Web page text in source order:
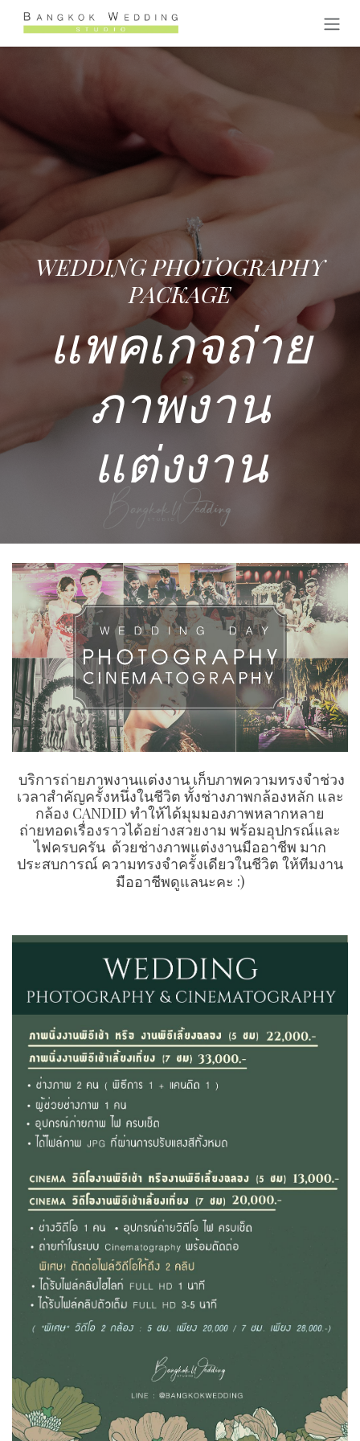
跳至内容
WEDDING PHOTOGRAPHY
PACKAGE
แพคเกจถ่าย
ภาพงาน
แต่งงาน
บริการถ่ายภาพงานแต่งงาน เก็บภาพความทรงจำช่วง
เวลาสำคัญครั้งหนึ่งในชีวิต ทั้งช่างภาพกล้องหลัก และ
กล้อง CANDID ทำให้ได้มุมมองภาพหลากหลาย
ถ่ายทอดเรื่องราวได้อย่างสวยงาม พร้อมอุปกรณ์และ
ไฟครบครัน ด้วยช่างภาพแต่งงานมืออาชีพ มาก
ประสบการณ์ ความทรงจำครั้งเดียวในชีวิต ให้ทีมงาน
มืออาชีพดูแลนะคะ :)